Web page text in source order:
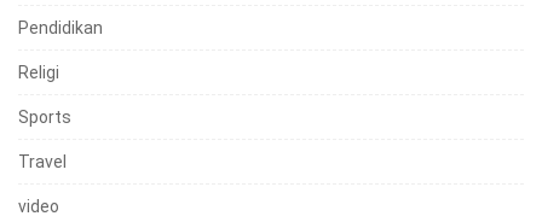
Pendidikan
Religi
Sports
Travel
video